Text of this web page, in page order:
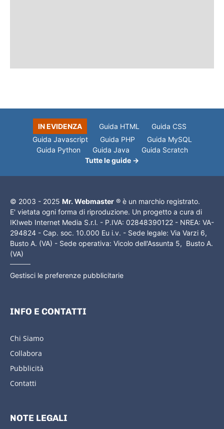
IN EVIDENZA Guida HTML
Guida CSS
Guida Javascript
Guida PHP
Guida MySQL
Guida Python
Guida Java
Guida Scratch
Tutte le guide →
© 2003 - 2025 Mr. Webmaster ® è un marchio registrato.
E' vietata ogni forma di riproduzione. Un progetto a cura di
IKIweb Internet Media S.r.l. - P.IVA: 02848390122 - NREA: VA-
294824 - Cap. soc. 10.000 Eu i.v. - Sede legale: Via Varzi 6,
Busto A. (VA) - Sede operativa: Vicolo dell'Assunta 5, Busto A.
(VA)
Gestisci le preferenze pubblicitarie
INFO E CONTATTI
Chi Siamo
Collabora
Pubblicità
Contatti
NOTE LEGALI